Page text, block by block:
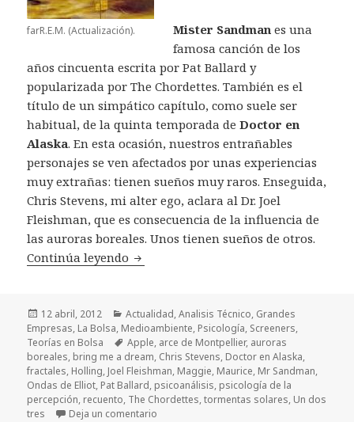
farR.E.M. (Actualización). Mister Sandman es una
famosa canción de los
años cincuenta escrita por Pat Ballard y
popularizada por The Chordettes. También es el
título de un simpático capítulo, como suele ser
habitual, de la quinta temporada deDoctor en
Alaska. En esta ocasión, nuestros entrañables
personajes se ven afectados por unas experiencias
muy extrañas: tienen sueños muy raros. Enseguida,
Chris Stevens, mi alter ego, aclara al Dr. Joel
Fleishman, que es consecuencia de la influencia de
las auroras boreales. Unos tienen sueños de otros.
Continúa leyendo Ya es primavera en… la Bolsa II
Publicado
el
12 abril, 2012 Categorías
Actualidad,Analisis Técnico, Grandes
Empresas, La Bolsa, Medioambiente, Psicología, Screeners,
Teorías en Bolsa
Etiquetas
Apple, arce de Montpellier, auroras
boreales, bring me a dream, Chris Stevens, Doctor en Alaska,
fractales, Holling, Joel Fleishman, Maggie, Maurice, Mr Sandman,
Ondas de Elliot, Pat Ballard, psicoanálisis, psicología de la
percepción, recuento, The Chordettes,tormentas solares, Un dos
tres
Deja un comentario